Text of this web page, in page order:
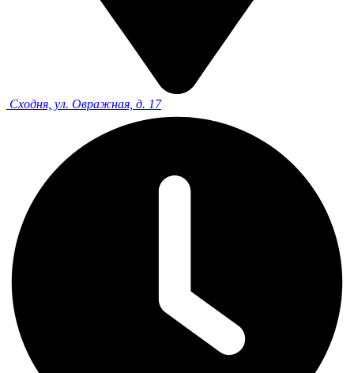
Сходня, ул. Овражная, д. 17